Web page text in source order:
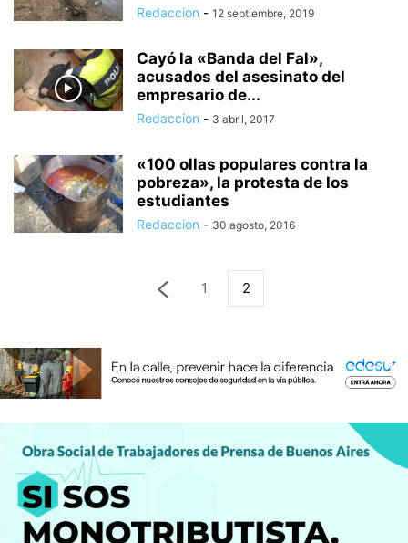
Redaccion - 12 septiembre, 2019
Cayó la «Banda del Fal»,
acusados del asesinato del
empresario de...
Redaccion - 3 abril, 2017
«100 ollas populares contra la
pobreza», la protesta de los
estudiantes
Redaccion - 30 agosto, 2016
1 2